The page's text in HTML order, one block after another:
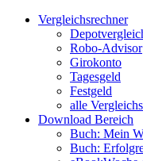
Zum
Facebook
Twitter
Instagram
Pinterest
YouTubeVergleichsrechner
Robo-Advisor
Girokonto
Tagesgeld
Festgeld
alle
Download Bereich
Buch: Mein
Buch: